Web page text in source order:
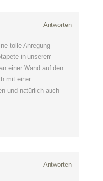
Antworten
tolle Anregung.
in unserem
einer Wand auf den
mit einer
und natürlich auch
Antworten